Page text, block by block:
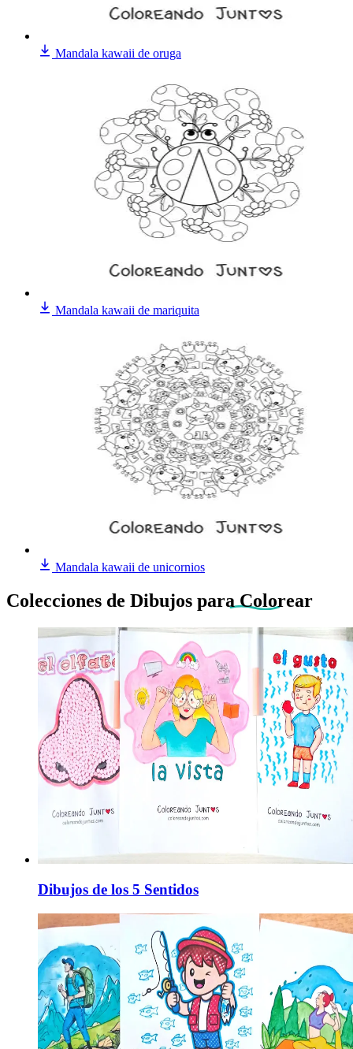
Mandala kawaii de oruga
Mandala kawaii de mariquita
Mandala kawaii de unicornios
Colecciones de Dibujos para Colorear
Dibujos de los 5 Sentidos